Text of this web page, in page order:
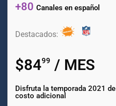
+80 Canales en español
Destacados:
$8499 / MES
Disfruta la temporada 2021 de
costo adicional